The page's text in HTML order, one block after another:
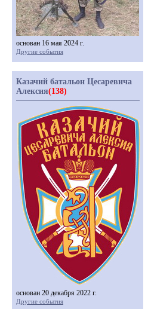
основан 16 мая 2024 г.
Другие события
Казачий батальон Цесаревича
Алексия(138)
основан 20 декабря 2022 г.
Другие события